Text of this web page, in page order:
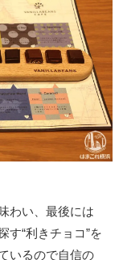
わい、最後には
す“利きチョコ”を
いるので自信の